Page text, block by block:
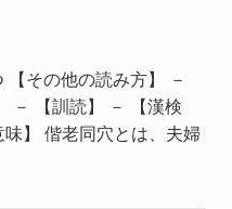
【その他の読み方】 －
－ 【訓読】 － 【漢検
】 偕老同穴とは、夫婦